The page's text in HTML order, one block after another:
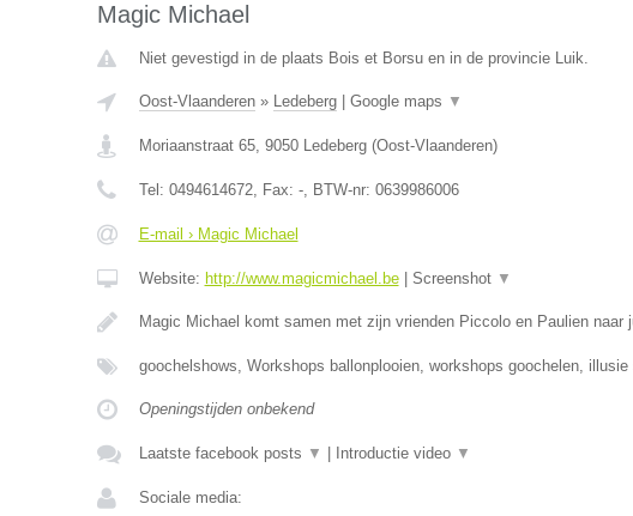
Magic Michael
Niet gevestigd in de plaats Bois et Borsu en in de provincie Luik.
Oost-Vlaanderen» Ledeberg| Google maps ▼
Moriaanstraat 65, 9050 Ledeberg(Oost-Vlaanderen)
Tel: 0494614672, Fax: -, BTW-nr: 0639986006
E-mail › Magic Michael
Website: http://www.magicmichael.be| Screenshot ▼
Magic Michael komt samen met zijn vrienden Piccolo en Paulien naar
goochelshows, Workshops ballonplooien, workshops goochelen, illusie
Openingstijden onbekend
Laatste facebook posts ▼ Introductie video ▼
Sociale media: